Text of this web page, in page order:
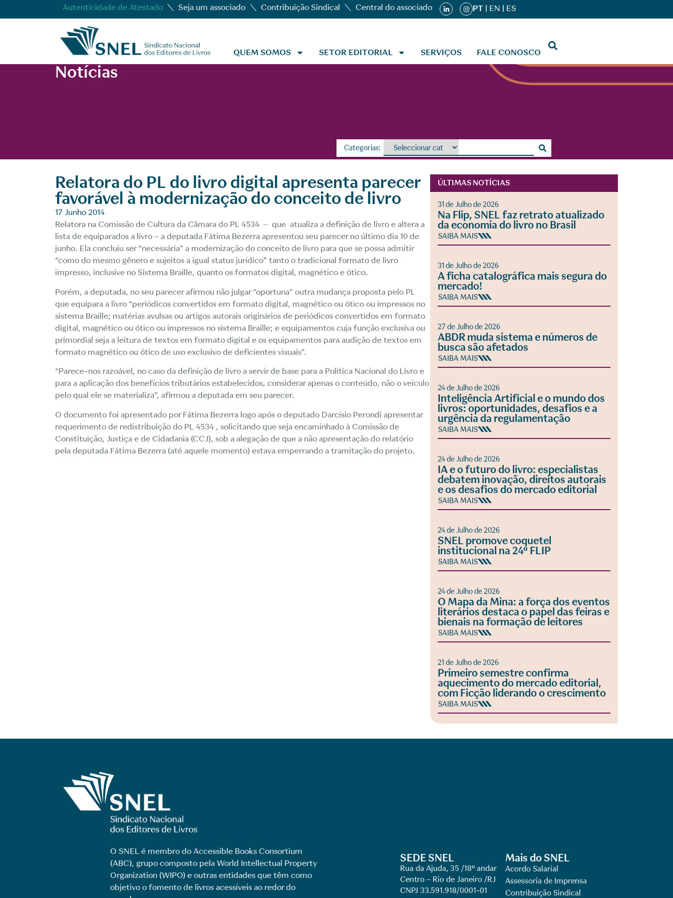
Autenticidade de Atestado Seja um associado Contribuição Sindical Central do associado PT | EN | ES
QUEM SOMOS SETOR EDITORIAL SERVIÇOS FALE CONOSCO
Notícias
Categorias:
Relatora do PL do livro digital apresenta parecer
favorável à modernização do conceito de livro
17 Junho 2014
Relatora na Comissão de Cultura da Câmara do PL 4534 – que atualiza a definição de livro e altera a
lista de equiparados a livro – a deputada Fátima Bezerra apresentou seu parecer no último dia 10 de
junho. Ela concluiu ser “necessária” a modernização do conceito de livro para que se possa admitir
“como do mesmo gênero e sujeitos a igual status jurídico” tanto o tradicional formato de livro
impresso, inclusive no Sistema Braille, quanto os formatos digital, magnético e ótico.
Porém, a deputada, no seu parecer afirmou não julgar “oportuna” outra mudança proposta pelo PL
que equipara a livro “periódicos convertidos em formato digital, magnético ou ótico ou impressos no
sistema Braille; matérias avulsas ou artigos autorais originários de periódicos convertidos em formato
digital, magnético ou ótico ou impressos no sistema Braille; e equipamentos cuja função exclusiva ou
primordial seja a leitura de textos em formato digital e os equipamentos para audição de textos em
formato magnético ou ótico de uso exclusivo de deficientes visuais”.
“Parece-nos razoável, no caso da definição de livro a servir de base para a Política Nacional do Livro e
para a aplicação dos benefícios tributários estabelecidos, considerar apenas o conteúdo, não o veículo
pelo qual ele se materializa”, afirmou a deputada em seu parecer.
O documento foi apresentado por Fátima Bezerra logo após o deputado Darcísio Perondi apresentar
requerimento de redistribuição do PL 4534 , solicitando que seja encaminhado à Comissão de
Constituição, Justiça e de Cidadania (CCJ), sob a alegação de que a não apresentação do relatório
pela deputada Fátima Bezerra (até aquele momento) estava emperrando a tramitação do projeto.
ÚLTIMAS NOTÍCIAS
31 de Julho de 2026
Na Flip, SNEL faz retrato atualizado
da economia do livro no Brasil
SAIBA MAIS
31 de Julho de 2026
A ficha catalográfica mais segura do
mercado!
SAIBA MAIS
27 de Julho de 2026
ABDR muda sistema e números de
busca são afetados
SAIBA MAIS
24 de Julho de 2026
Inteligência Artificial e o mundo dos
livros: oportunidades, desafios e a
urgência da regulamentação
SAIBA MAIS
24 de Julho de 2026
IA e o futuro do livro: especialistas
debatem inovação, direitos autorais
e os desafios do mercado editorial
SAIBA MAIS
24 de Julho de 2026
SNEL promove coquetel
institucional na 24º FLIP
SAIBA MAIS
24 de Julho de 2026
O Mapa da Mina: a força dos eventos
literários destaca o papel das feiras e
bienais na formação de leitores
SAIBA MAIS
21 de Julho de 2026
Primeiro semestre confirma
aquecimento do mercado editorial,
com Ficção liderando o crescimento
SAIBA MAIS
O SNEL é membro do Accessible Books Consortium
(ABC), grupo composto pela World Intellectual Property
Organization (WIPO) e outras entidades que têm como
objetivo o fomento de livros acessíveis ao redor do
SEDE SNEL
Rua da Ajuda, 35 /18º andar
Centro – Rio de Janeiro /RJ
CNPJ 33.591.918/0001-01
Mais do SNEL
Acordo Salarial
Assessoria de Imprensa
Contribuição Sindical